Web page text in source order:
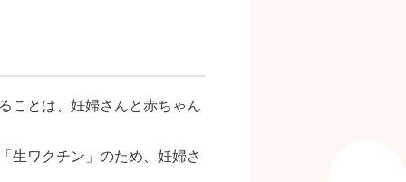
ことは、妊婦さんと赤ちゃん
生ワクチン」のため、妊婦さ